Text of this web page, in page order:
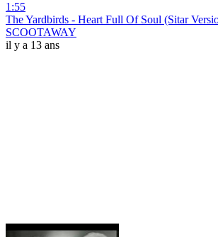
1:55
The Yardbirds - Heart Full Of Soul (Sitar
SCOOTAWAY
il y a 13 ans